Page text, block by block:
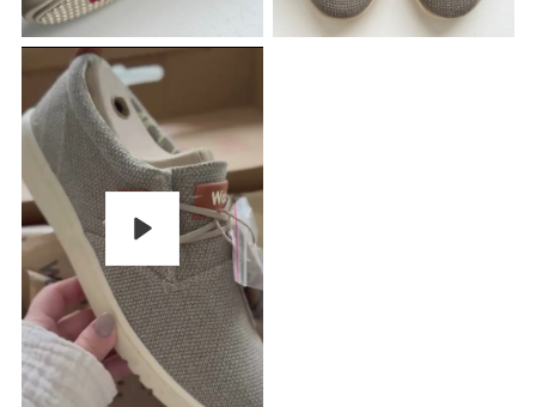
Pelaa